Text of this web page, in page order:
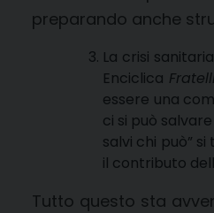
preparando anche
La crisi
Enciclica
essere una
ci si può
salvi chi può”
il contributo
Tutto questo sta